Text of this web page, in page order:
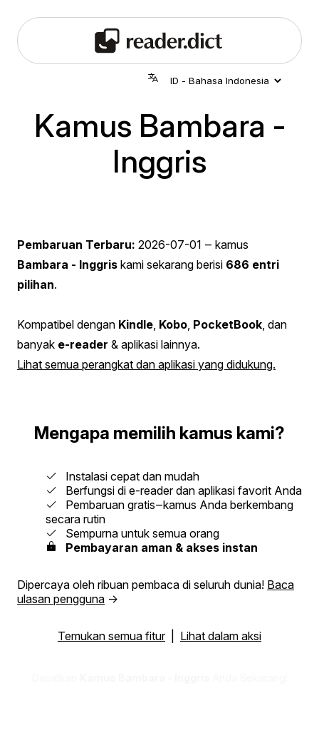
Kamus Bambara -
Inggris
Pembaruan Terbaru: 2026-07-01 ‒ kamus
Bambara - Inggris kami sekarang berisi 686 entri
pilihan.
Kompatibel dengan Kindle Kobo PocketBook , dan
banyak e-reader & aplikasi lainnya.
Lihat semua perangkat dan aplikasi yang didukung.
Mengapa memilih kamus kami?
Instalasi cepat dan mudah
Berfungsi di e-reader dan aplikasi favorit Anda
Pembaruan gratis‒kamus Anda berkembang
secara rutin
Sempurna untuk semua orang
Pembayaran aman & akses instan
Dipercaya oleh ribuan pembaca di seluruh dunia! Baca
ulasan pengguna →
Temukan semua fitur| Lihat dalam aksi